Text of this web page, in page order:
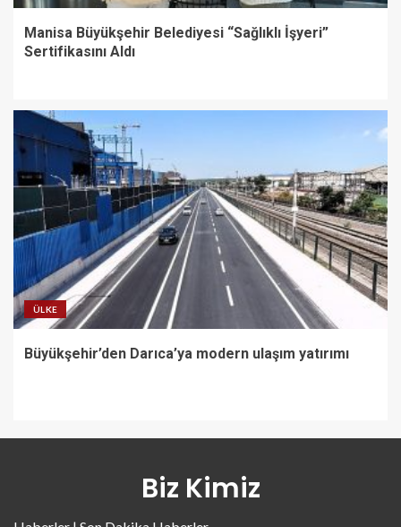
Manisa Büyükşehir Belediyesi “Sağlıklı İşyeri”
Sertifikasını Aldı
ÜLKE
Büyükşehir’den Darıca’ya modern ulaşım yatırımı
Biz Kimiz